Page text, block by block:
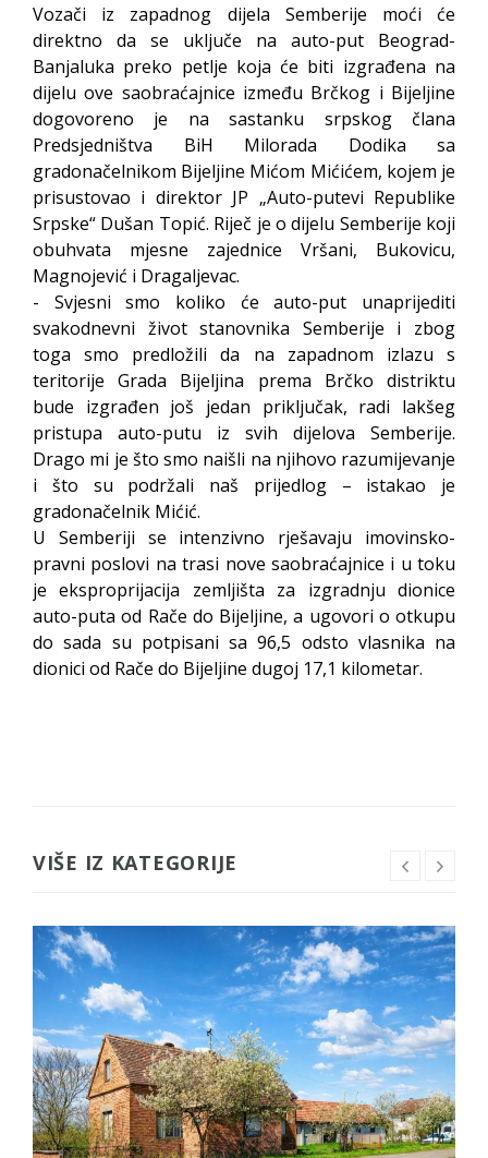
Vozači iz zapadnog dijela Semberije moći će
direktno da se uključe na auto-put Beograd-
Banjaluka preko petlje koja će biti izgrađena na
dijelu ove saobraćajnice između Brčkog i Bijeljine
dogovoreno je na sastanku srpskog člana
Predsjedništva BiH Milorada Dodika sa
gradonačelnikom Bijeljine Mićom Mićićem, kojem je
prisustovao i direktor JP „Auto-putevi Republike
Srpske“ Dušan Topić. Riječ je o dijelu Semberije koji
obuhvata mjesne zajednice Vršani, Bukovicu,
Magnojević i Dragaljevac.
- Svjesni smo koliko će auto-put unaprijediti
svakodnevni život stanovnika Semberije i zbog
toga smo predložili da na zapadnom izlazu s
teritorije Grada Bijeljina prema Brčko distriktu
bude izgrađen još jedan priključak, radi lakšeg
pristupa auto-putu iz svih dijelova Semberije.
Drago mi je što smo naišli na njihovo razumijevanje
i što su podržali naš prijedlog – istakao je
gradonačelnik Mićić.
U Semberiji se intenzivno rješavaju imovinsko-
pravni poslovi na trasi nove saobraćajnice i u toku
je eksproprijacija zemljišta za izgradnju dionice
auto-puta od Rače do Bijeljine, a ugovori o otkupu
do sada su potpisani sa 96,5 odsto vlasnika na
dionici od Rače do Bijeljine dugoj 17,1 kilometar.
VIŠE IZ KATEGORIJE